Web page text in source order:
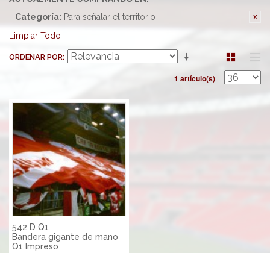
Categoría: Para señalar el territorio
Limpiar Todo
ORDENAR POR
1 artículo(s)
542 D Q1
Bandera gigante de mano
Q1 Impreso